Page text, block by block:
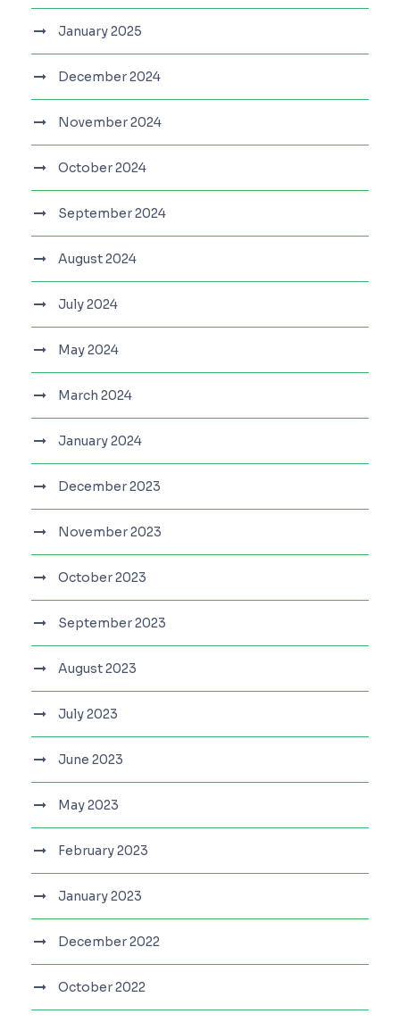
January 2025
December 2024
November 2024
October 2024
September 2024
August 2024
July 2024
May 2024
March 2024
January 2024
December 2023
November 2023
October 2023
September 2023
August 2023
July 2023
June 2023
May 2023
February 2023
January 2023
December 2022
October 2022